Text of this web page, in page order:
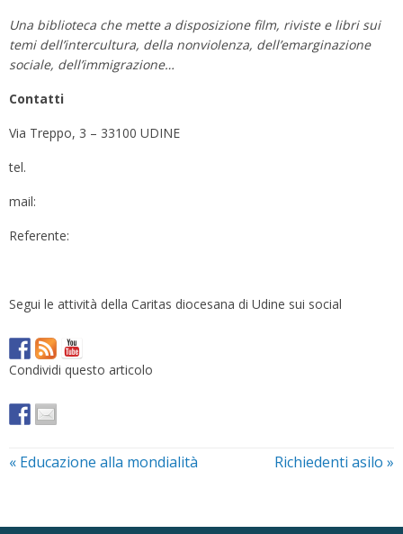
Una biblioteca che mette a disposizione film, riviste e libri sui
temi dell’intercultura, della nonviolenza, dell’emarginazione
sociale, dell’immigrazione…
Contatti
Via Treppo, 3 – 33100 UDINE
tel.
mail:
Referente:
Segui le attività della Caritas diocesana di Udine sui social
Condividi questo articolo
« Educazione alla mondialità Richiedenti asilo »